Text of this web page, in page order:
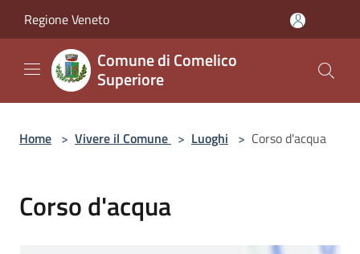
Regione Veneto
Comune di Comelico
Superiore
Home > Vivere il Comune > Luoghi > Corso d'acqua
Corso d'acqua